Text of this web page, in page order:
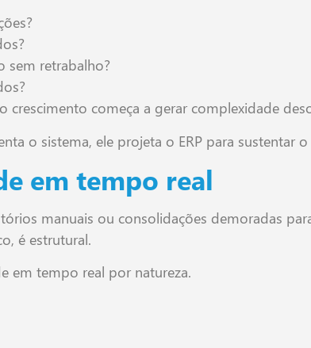
sem retrabalho?
começa a gerar complexidade
o sistema, ele projeta o ERP para sustentar
em tempo real
manuais ou consolidações demoradas
é estrutural.
em tempo real por natureza.